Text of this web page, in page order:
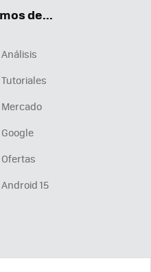
de...
Análisis
Tutoriales
Mercado
Google
Ofertas
Android 15